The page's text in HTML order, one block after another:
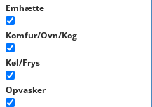
Emhætte
Komfur/Ovn/Kog
Køl/Frys
Opvasker